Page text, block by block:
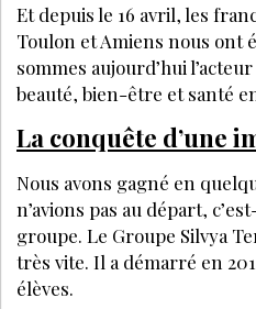
Et depuis le 16 avril, les
Toulon et Amien
LA SUITE
AUX
Déjà abonné ?
Accédez à tous nos
illimité